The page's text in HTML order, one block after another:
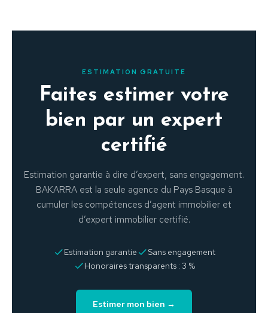
ESTIMATION GRATUITE
Faites estimer votre
bien par un expert
certifié
Estimation garantie à dire d’expert, sans engagement.
BAKARRA est la seule agence du Pays Basque à
cumuler les compétences d’agent immobilier et
d’expert immobilier certifié.
Estimation garantie
Sans engagement
Honoraires transparents : 3 %
Estimer mon bien →